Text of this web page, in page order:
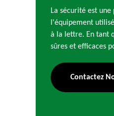
La sécurité est
l'équipement
à la lettre. En tant
sûres et efficaces
Contactez